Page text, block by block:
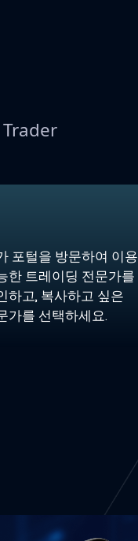
포털을 방문하여 이용
한 트레이딩 전문가를
하고, 복사하고 싶은
가를 선택하세요.